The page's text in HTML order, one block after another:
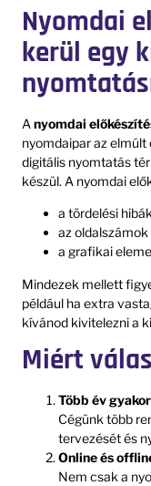
Nyomdai
kerül egy
Anyomdai
nyomdaipar az
digitális nyomtatás
készül. A nyomdai
a tördelési
az
a grafikai
Mindezek mellett
például ha extra
kívánod kivitelezni a
Miért
Több év
Cégünk több
tervezését és
Online és
Nem csak a